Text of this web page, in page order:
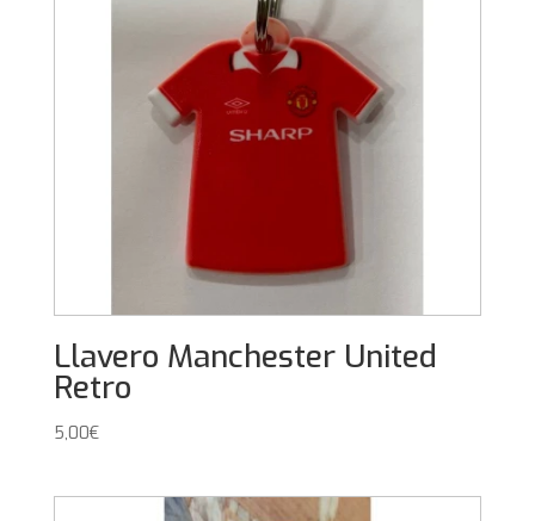
Llavero Manchester United
Retro
5,00€